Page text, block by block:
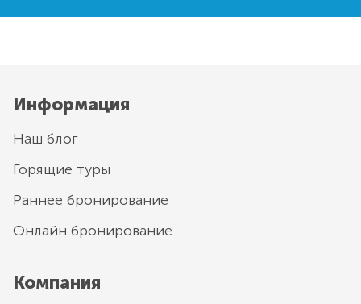
Информация
Наш блог
Горящие туры
Раннее бронирование
Онлайн бронирование
Компания